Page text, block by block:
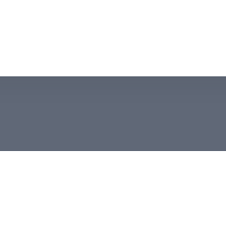
ROYO